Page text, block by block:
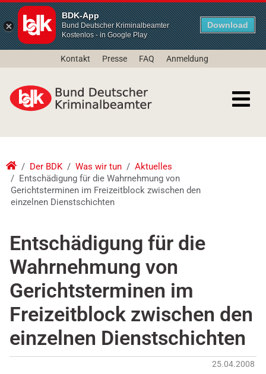
BDK-App
Bund Deutscher Kriminalbeamter
Kostenlos - in Google Play
Download
Kontakt Presse FAQ Anmeldung
Der BDK Was wir tun
Aktuelles
Entschädigung für die Wahrnehmung von
Gerichtsterminen im Freizeitblock zwischen den
einzelnen Dienstschichten
Entschädigung für die
Wahrnehmung von
Gerichtsterminen im
Freizeitblock zwischen den
einzelnen Dienstschichten
25.04.2008